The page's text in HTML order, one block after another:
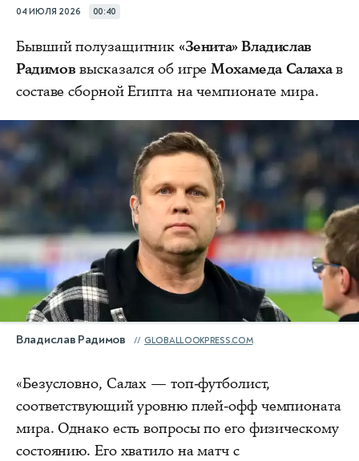
04 ИЮЛЯ 2026 00:40
Бывший полузащитник «Зенита» Владислав
Радимов высказался об игреМохамеда Салахав
составе сборной Египта на чемпионате мира.
Владислав Радимов GLOBALLOOKPRESS.COM
«Безусловно, Салах — топ‑футболист,
соответствующий уровню плей‑офф чемпионата
мира. Однако есть вопросы по его физическому
состоянию. Его хватило на матч с